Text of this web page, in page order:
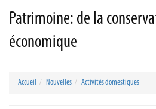
Patrimoine: de la
économique
Accueil Nouvelles Activités domestiques